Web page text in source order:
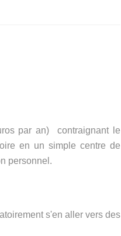
par an) contraignant le
en un simple centre de
personnel.
s'en aller vers des